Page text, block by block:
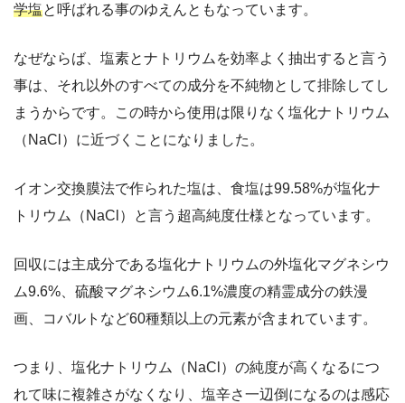
学塩と呼ばれる事のゆえんともなっています。
なぜならば、塩素とナトリウムを効率よく抽出すると言う
事は、それ以外のすべての成分を不純物として排除してし
まうからです。この時から使用は限りなく塩化ナトリウム
（NaCl）に近づくことになりました。
イオン交換膜法で作られた塩は、食塩は99.58%が塩化ナ
トリウム（NaCl）と言う超高純度仕様となっています。
回収には主成分である塩化ナトリウムの外塩化マグネシウ
ム9.6%、硫酸マグネシウム6.1%濃度の精霊成分の鉄漫
画、コバルトなど60種類以上の元素が含まれています。
つまり、塩化ナトリウム（NaCl）の純度が高くなるにつ
れて味に複雑さがなくなり、塩辛さ一辺倒になるのは感応